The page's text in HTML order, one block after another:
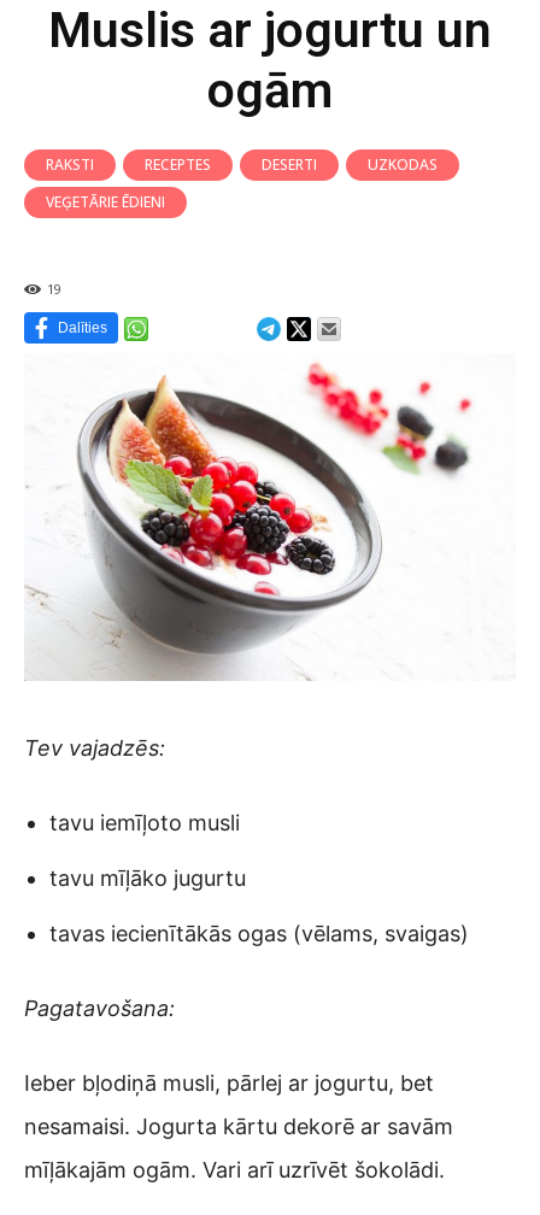
Muslis ar jogurtu un
ogām
RAKSTI RECEPTES DESERTI
UZKODAS
VEĢETĀRIE ĒDIENI
19
Dalīties
Tev vajadzēs:
tavu iemīļoto musli
tavu mīļāko jugurtu
tavas iecienītākās ogas (vēlams, svaigas)
Pagatavošana:
Ieber bļodiņā musli, pārlej ar jogurtu, bet
nesamaisi. Jogurta kārtu dekorē ar savām
mīļākajām ogām. Vari arī uzrīvēt šokolādi.